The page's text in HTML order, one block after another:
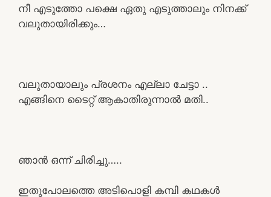
നീ എടുത്തോ പക്ഷെ ഏതു എടുത്താലും നിനക്ക്
വലുതായിരിക്കും…
വലുതായാലും പ്രശനം എല്ലാ ചേട്ടാ ..
എങ്ങിനെ ടൈറ്റ് ആകാതിരുന്നാൽ മതി..
ഞാൻ ഒന്ന് ചിരിച്ചു…..
ഇതുപോലത്തെ അടിപൊളി കമ്പി കഥകൾ